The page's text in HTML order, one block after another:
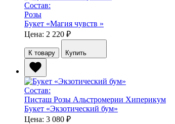
Состав:
Розы
Букет «Магия чувств »
Цена: 2 220 ₽
К товару Купить
Состав:
Писташ Розы Альстромерии Хиперикум
Букет «Экзотический бум»
Цена: 3 080 ₽